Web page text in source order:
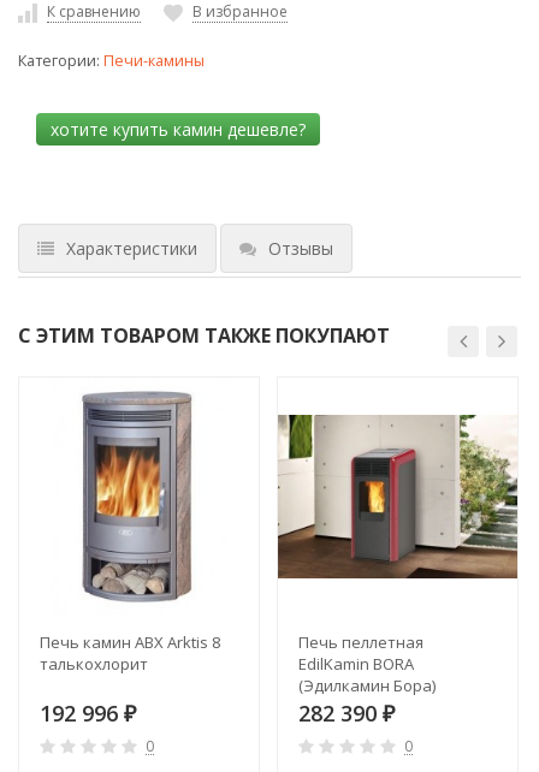
К сравнению В избранное
Категории: Печи-камины
Характеристики Отзывы
С ЭТИМ ТОВАРОМ ТАКЖЕ ПОКУПАЮТ
Печь камин ABX Arktis 8
талькохлорит
192 996 ₽
0
Печь пеллетная
EdilKamin BORA
(Эдилкамин Бора)
282 390 ₽
0